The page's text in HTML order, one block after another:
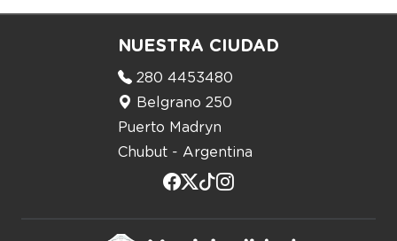
NUESTRA CIUDAD
280 4453480
Belgrano 250
Puerto Madryn
Chubut - Argentina